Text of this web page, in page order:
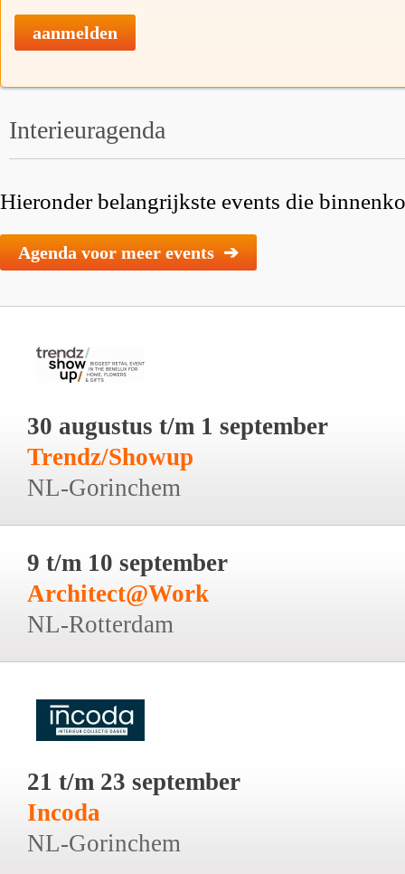
aanmelden
Interieuragenda
Hieronder belangrijkste events die
Agenda voor meer events ➔
30 augustus t/m 1 september
Trendz/Showup
NL-Gorinchem
9 t/m 10 september
Architect@Work
NL-Rotterdam
21 t/m 23 september
Incoda
NL-Gorinchem